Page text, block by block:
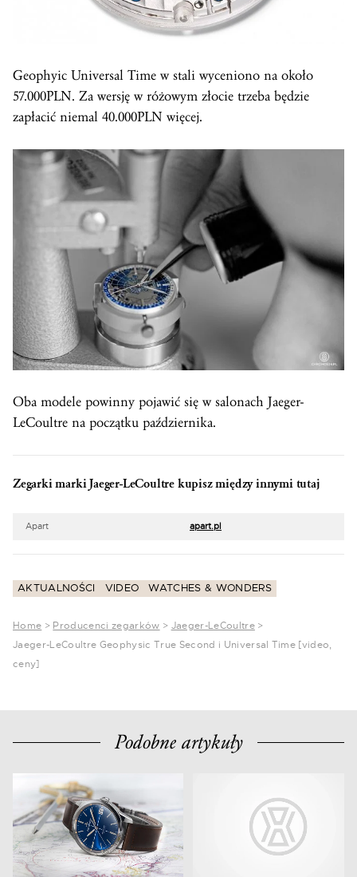
Geophyic Universal Time w stali wyceniono na około
57.000PLN. Za wersję w różowym złocie trzeba będzie
zapłacić niemal 40.000PLN więcej.
Oba modele powinny pojawić się w salonach Jaeger-
LeCoultre na początku października.
Zegarki marki Jaeger-LeCoultre kupisz między innymi tutaj
Apart apart.pl
AKTUALNOŚCI VIDEO WATCHES & WONDERS
Home > Producenci zegarków > Jaeger-LeCoultre>
Jaeger-LeCoultre Geophysic True Second i Universal Time [video,
ceny]
Podobne artykuły